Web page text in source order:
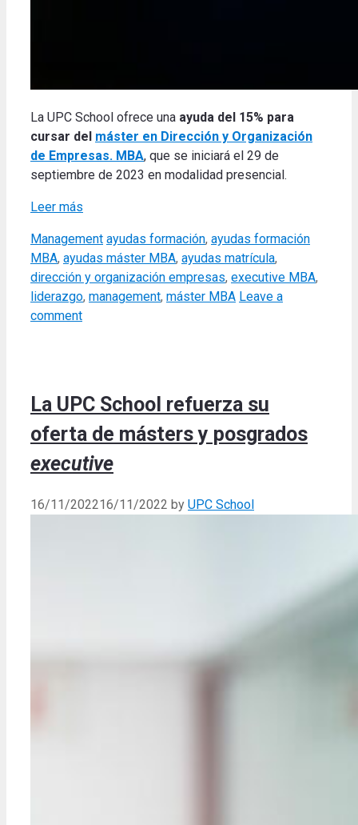
La UPC School ofrece una ayuda del 15% para
cursar del máster en Dirección y Organización
de Empresas. MBA, que se iniciará el 29 de
septiembre de 2023 en modalidad presencial.
Leer más
Categories
Management Tags
ayudas formación, ayudas formación
MBA, ayudas máster MBA, ayudas matrícula,
dirección y organización empresas, executive MBA,
liderazgo, management, máster MBA Leave a
comment
La UPC School refuerza su
oferta de másters y posgrados
executive
16/11/202216/11/2022 by UPC School